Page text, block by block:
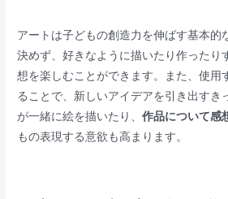
アートは子どもの創造力を伸ばす基本的
決めず、好きなように描いたり作ったり
想を楽しむことができます。また、使用
ることで、新しいアイデアを引き出すき
が一緒に絵を描いたり、作品について感
もの表現する意欲も高まります。